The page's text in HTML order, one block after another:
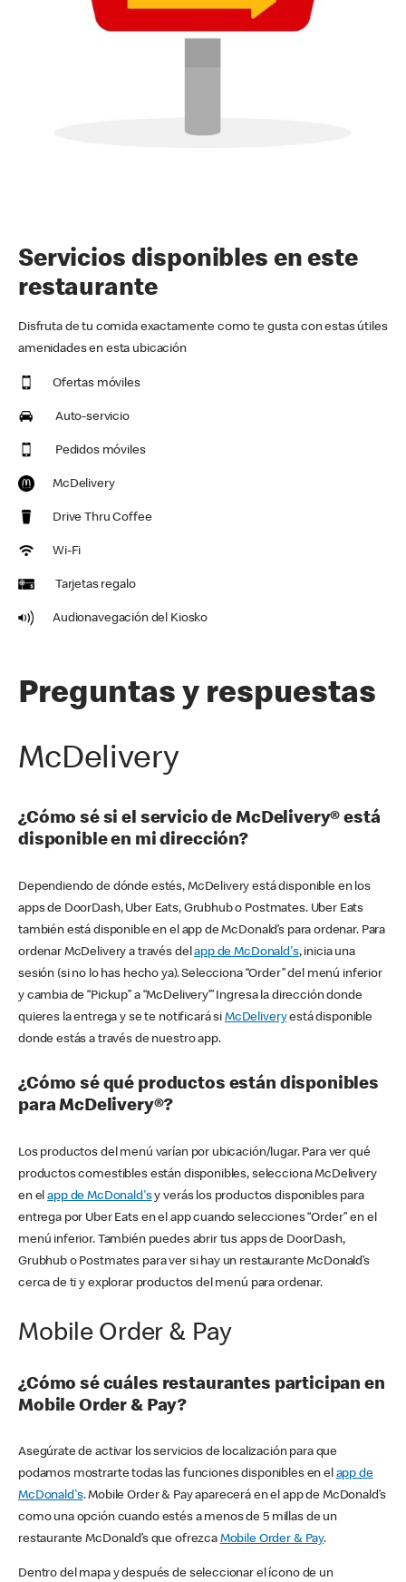
Servicios disponibles en este
restaurante
Disfruta de tu comida exactamente como te gusta con estas útiles
amenidades en esta ubicación
Ofertas móviles
Auto-servicio
Pedidos móviles
McDelivery
Drive Thru Coffee
Wi-Fi
Tarjetas regalo
Audionavegación del Kiosko
Preguntas y respuestas
McDelivery
¿Cómo sé si el servicio de McDelivery® está
disponible en mi dirección?
Dependiendo de dónde estés, McDelivery está disponible en los
apps de DoorDash, Uber Eats, Grubhub o Postmates. Uber Eats
también está disponible en el app de McDonald’s para ordenar. Para
ordenar McDelivery a través delapp de McDonald's, inicia una
sesión (si no lo has hecho ya). Selecciona “Order” del menú inferior
y cambia de “Pickup” a “McDelivery’” Ingresa la dirección donde
quieres la entrega y se te notificará si McDeliveryestá disponible
donde estás a través de nuestro app.
¿Cómo sé qué productos están disponibles
para McDelivery®?
Los productos del menú varían por ubicación/lugar. Para ver qué
productos comestibles están disponibles, selecciona McDelivery
en elapp de McDonald'sy verás los productos disponibles para
entrega por Uber Eats en el app cuando selecciones “Order” en el
menú inferior. También puedes abrir tus apps de DoorDash,
Grubhub o Postmates para ver si hay un restaurante McDonald’s
cerca de ti y explorar productos del menú para ordenar.
Mobile Order & Pay
¿Cómo sé cuáles restaurantes participan en
Mobile Order & Pay?
Asegúrate de activar los servicios de localización para que
podamos mostrarte todas las funciones disponibles en el app de
McDonald's. Mobile Order & Pay aparecerá en el app de McDonald’s
como una opción cuando estés a menos de 5 millas de un
restaurante McDonald’s que ofrezca Mobile Order & Pay.
Dentro del mapa y después de seleccionar el ícono de un